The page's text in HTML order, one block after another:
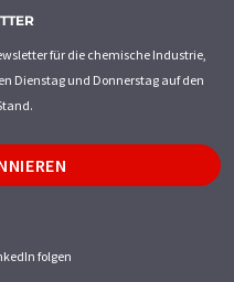
für die chemische Industrie,
Dienstag und Donnerstag auf den
folgen